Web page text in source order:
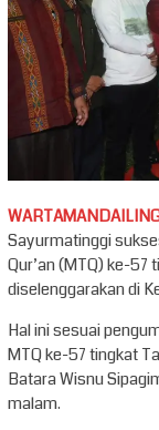
Sayurmatinggi
Qur’an (MTQ) ke-
diselenggarakan di
Hal ini sesuai
MTQ ke-57 tingkat
Batara Wisnu
malam.